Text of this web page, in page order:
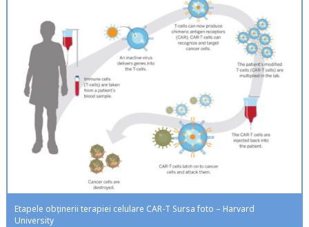
Etapele obținerii terapiei celulare CAR-T Sursa foto – Harvard
University